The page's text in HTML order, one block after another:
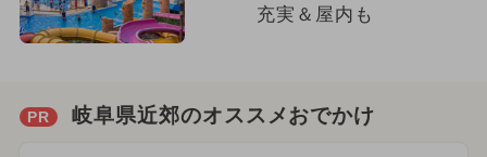
充実＆屋内も
PR 岐阜県近郊のオススメおでかけ